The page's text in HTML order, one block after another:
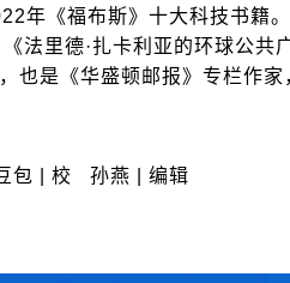
年《福布斯》十大科技书籍
法里德·扎卡利亚的环球公共
也是《华盛顿邮报》专栏作家
包 | 校 孙燕 | 编辑